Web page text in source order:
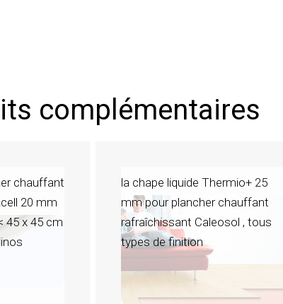
complémentaires
chauffant
20 mm
45 x 45 cm
la chape liquide Thermio+ 25
mm pour plancher chauffant
rafraîchissant Caleosol , tous
types de finition